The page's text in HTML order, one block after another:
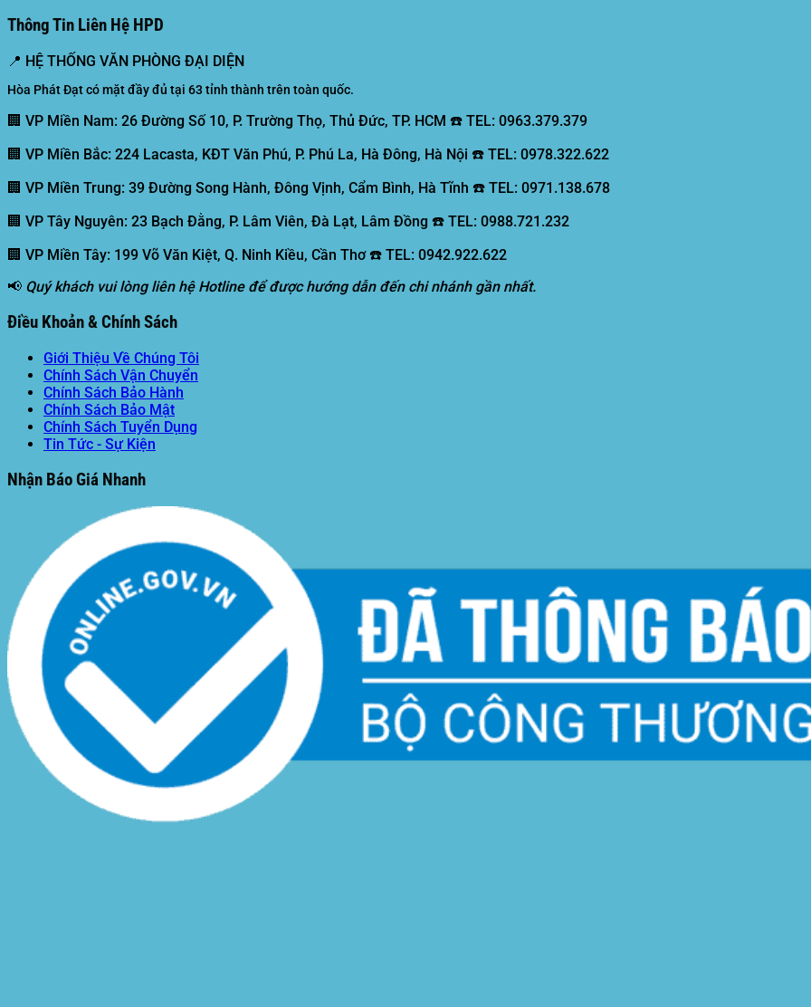
Thông Tin Liên Hệ HPD
📍 HỆ THỐNG VĂN PHÒNG ĐẠI DIỆN
Hòa Phát Đạt có mặt đầy đủ tại 63 tỉnh thành trên toàn quốc.
🏢 VP Miền Nam: 26 Đường Số 10, P. Trường Thọ, Thủ Đức, TP. HCM ☎️ TEL: 0963.379.379
🏢 VP Miền Bắc: 224 Lacasta, KĐT Văn Phú, P. Phú La, Hà Đông, Hà Nội ☎️ TEL: 0978.322.622
🏢 VP Miền Trung: 39 Đường Song Hành, Đông Vịnh, Cẩm Bình, Hà Tĩnh ☎️ TEL: 0971.138.678
🏢 VP Tây Nguyên: 23 Bạch Đằng, P. Lâm Viên, Đà Lạt, Lâm Đồng ☎️ TEL: 0988.721.232
🏢 VP Miền Tây: 199 Võ Văn Kiệt, Q. Ninh Kiều, Cần Thơ ☎️ TEL: 0942.922.622
📢 Quý khách vui lòng liên hệ Hotline để được hướng dẫn đến chi nhánh gần nhất.
Điều Khoản & Chính Sách
Giới Thiệu Về Chúng Tôi
Chính Sách Vận Chuyển
Chính Sách Bảo Hành
Chính Sách Bảo Mật
Chính Sách Tuyển Dụng
Tin Tức - Sự Kiện
Nhận Báo Giá Nhanh